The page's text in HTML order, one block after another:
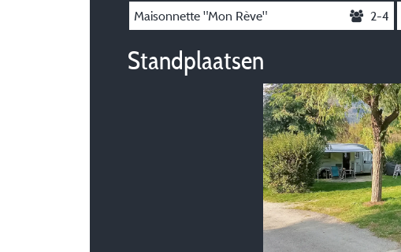
Maisonnette "Mon Rève" 2-4
Standplaatsen